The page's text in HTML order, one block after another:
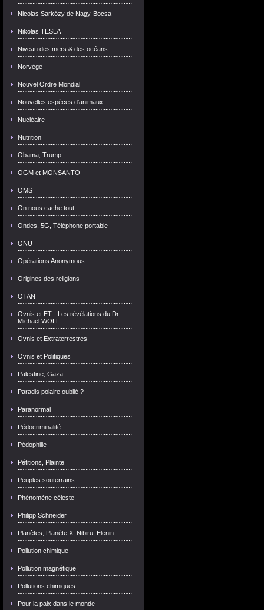
Nicolas Sarközy de Nagy-Bocsa
Nikolas TESLA
Niveau des mers & des océans
Norvège
Nouvel Ordre Mondial
Nouvelles espèces d'animaux
Nucléaire
Nutrition
Obama, Trump
OGM et MONSANTO
OMS
On nous cache tout
Ondes, 5G, Téléphone portable
ONU
Opérations Anonymous
Origines des religions
OTAN
Ovnis et ET - Les révélations du Dr
Michaël WOLF
Ovnis et Extraterrestres
Ovnis et Politiques
Palestine, Gaza
Paradis polaire oublié ?
Paranormal
Pédocriminalité
Pédophilie
Pétitions, Plainte
Peuples souterrains
Phénomène céleste
Philipp Schneider
Planètes, Planète X, Nibiru, Elenin
Pollution chimique
Pollution magnétique
Pollutions chimiques
Pour la paix dans le monde